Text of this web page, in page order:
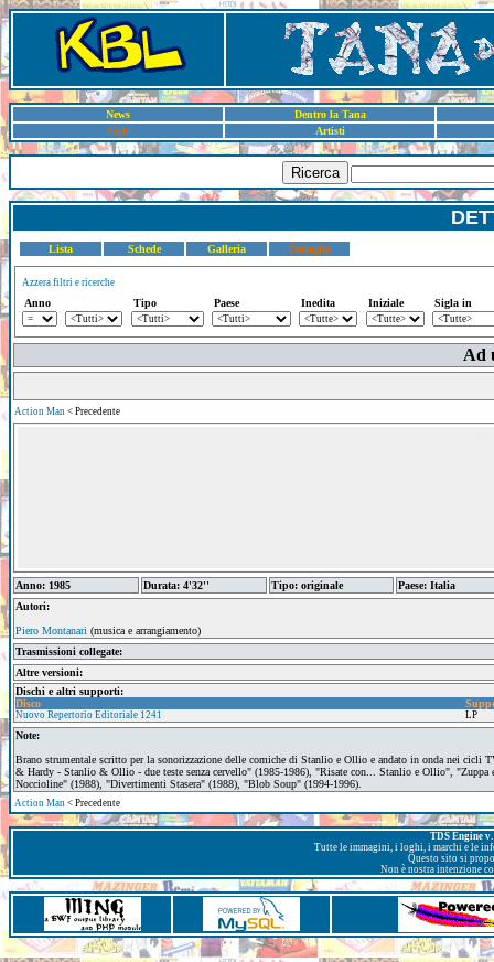
News
Dentro la Tana
Sigle
Artisti
Ricerca
Lista Schede Galleria Dettaglio
Azzera filtri e ricerche
Anno Tipo Paese Inedita Iniziale Sigla in
Ad
Action Man < Precedente
Anno: 1985 Durata: 4'32'' Tipo: originale
Paese: Italia
Autori:
Piero Montanari (musica e arrangiamento)
Trasmissioni collegate:
Altre versioni:
Dischi e altri supporti:
Disco
Nuovo Repertorio Editoriale 1241 LP
Note:
Brano strumentale scritto per la sonorizzazione delle comiche di Stanlio e Ollio e andato in onda nei cicli
& Hardy - Stanlio & Ollio - due teste senza cervello" (1985-1986), "Risate con... Stanlio e Ollio", "Zuppa
Noccioline" (1988), "Divertimenti Stasera" (1988), "Blob Soup" (1994-1996).
Action Man < Precedente
TDS Engine
Tutte le immagini, i loghi, i marchi e le
Questo sito si
Non è nostra intenzione